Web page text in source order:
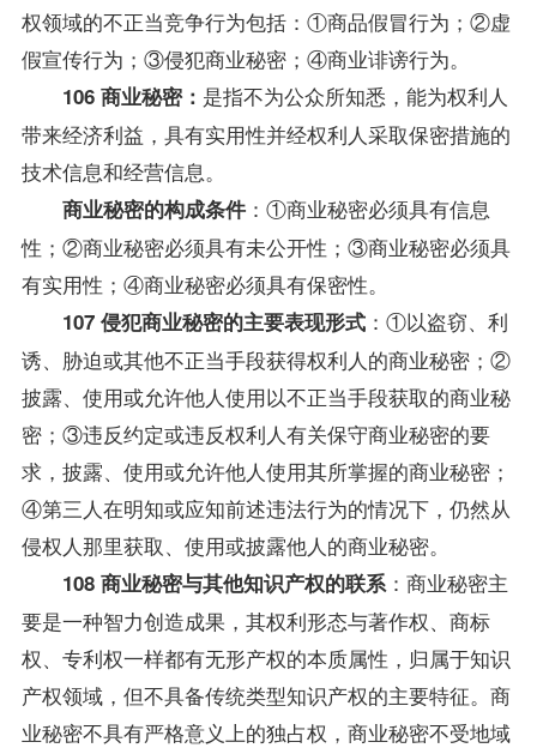
权领域的不正当竞争行为包括：①商品假冒行为；②虚
假宣传行为；③侵犯商业秘密；④商业诽谤行为。
106 商业秘密： 是指不为公众所知悉，能为权利人
带来经济利益，具有实用性并经权利人采取保密措施的
技术信息和经营信息。
商业秘密的构成条件：①商业秘密必须具有信息
性；②商业秘密必须具有未公开性；③商业秘密必须具
有实用性；④商业秘密必须具有保密性。
107 侵犯商业秘密的主要表现形式：①以盗窃、利
诱、胁迫或其他不正当手段获得权利人的商业秘密；②
披露、使用或允许他人使用以不正当手段获取的商业秘
密；③违反约定或违反权利人有关保守商业秘密的要
求，披露、使用或允许他人使用其所掌握的商业秘密；
④第三人在明知或应知前述违法行为的情况下，仍然从
侵权人那里获取、使用或披露他人的商业秘密。
108 商业秘密与其他知识产权的联系：商业秘密主
要是一种智力创造成果，其权利形态与著作权、商标
权、专利权一样都有无形产权的本质属性，归属于知识
产权领域，但不具备传统类型知识产权的主要特征。商
业秘密不具有严格意义上的独占权，商业秘密不受地域